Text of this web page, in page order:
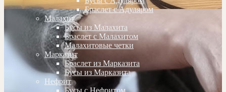
Браслет с Адуляром
Малахит
Бусы из Малахита
Браслет с Малахитом
Малахитовые четки
Марказит
Браслет из Марказита
Бусы из Марказита
Нефрит
Бусы с Нефритом